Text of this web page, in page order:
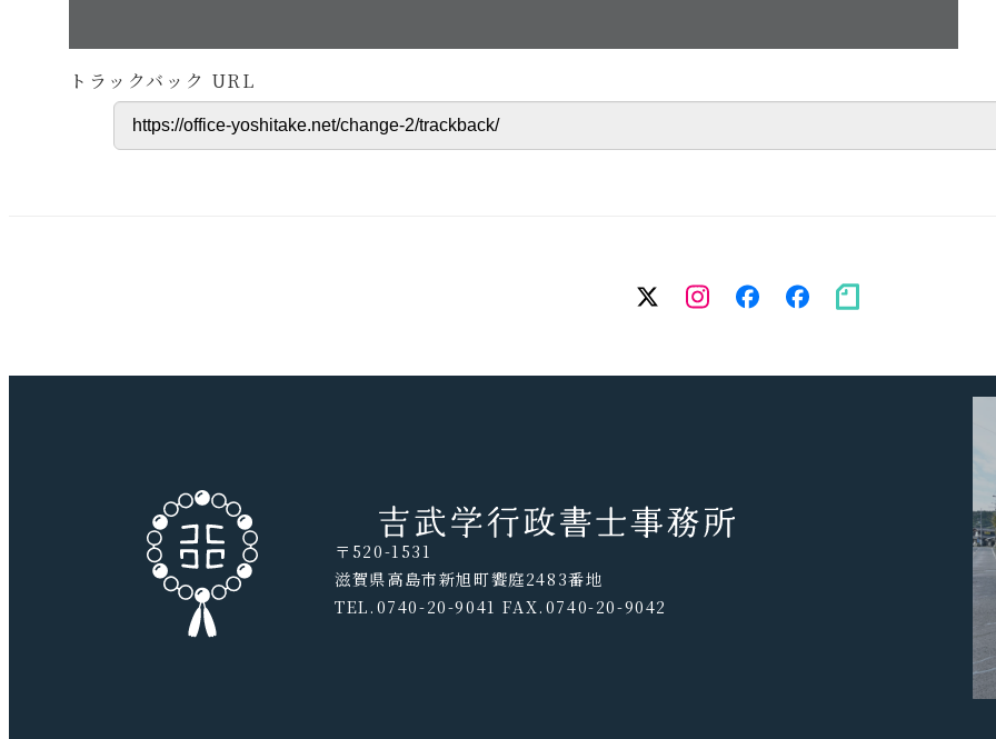
トラックバック URL
twitter
Instagram
facebook（個
人）
facebook（事
務
note
〒520-1531
滋賀県高島市新旭町饗庭2483番地
TEL.0740-20-9041 FAX.0740-20-9042